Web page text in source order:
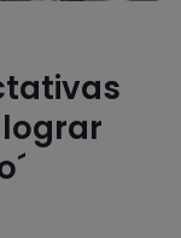
lograr